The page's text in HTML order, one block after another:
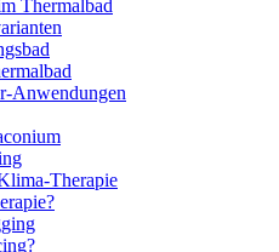
Thermalbad
Anwendungen
Therapie